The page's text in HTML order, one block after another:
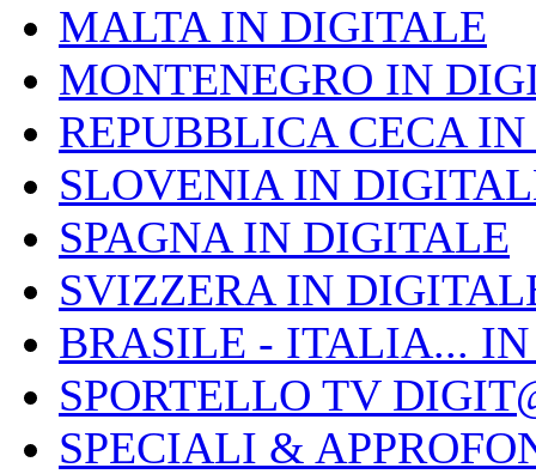
MALTA IN DIGITALE
MONTENEGRO IN
REPUBBLICA CECA
SLOVENIA IN
SPAGNA IN DIGITALE
SVIZZERA IN
BRASILE - ITALIA...
SPORTELLO TV
SPECIALI &